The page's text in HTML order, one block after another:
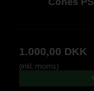
1.000,00 DKK
(inkl. moms)